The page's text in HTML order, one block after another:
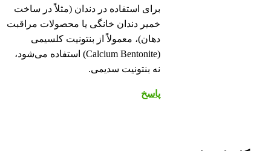
برای استفاده در دندان (مثلاً در ساخت
خمیر دندان خانگی یا محصولات مراقبت
دهان)، معمولاً از بنتونیت کلسیمی
(Calcium Bentonite) استفاده می‌شود،
نه بنتونیت سدیمی.
پاسخ